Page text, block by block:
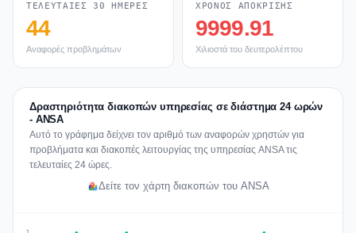
ΤΕΛΕΥΤΑΊΕΣ 30 ΗΜΈΡΕΣ
44
Αναφορές προβλημάτων
ΧΡΌΝΟΣ ΑΠΌΚΡΙΣΗΣ
9999.91
Χιλιοστά του δευτερολέπτου
Δραστηριότητα διακοπών υπηρεσίας σε διάστημα 24 ωρών
- ANSA
Αυτό το γράφημα δείχνει τον αριθμό των αναφορών χρηστών για
προβλήματα και διακοπές λειτουργίας της υπηρεσίας ANSA τις
τελευταίες 24 ώρες.
Δείτε τον χάρτη διακοπών του ANSA